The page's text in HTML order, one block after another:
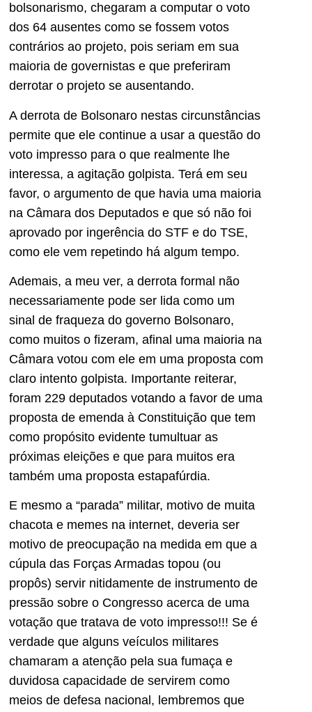
bolsonarismo, chegaram a computar o voto
dos 64 ausentes como se fossem votos
contrários ao projeto, pois seriam em sua
maioria de governistas e que preferiram
derrotar o projeto se ausentando.
A derrota de Bolsonaro nestas circunstâncias
permite que ele continue a usar a questão do
voto impresso para o que realmente lhe
interessa, a agitação golpista. Terá em seu
favor, o argumento de que havia uma maioria
na Câmara dos Deputados e que só não foi
aprovado por ingerência do STF e do TSE,
como ele vem repetindo há algum tempo.
Ademais, a meu ver, a derrota formal não
necessariamente pode ser lida como um
sinal de fraqueza do governo Bolsonaro,
como muitos o fizeram, afinal uma maioria na
Câmara votou com ele em uma proposta com
claro intento golpista. Importante reiterar,
foram 229 deputados votando a favor de uma
proposta de emenda à Constituição que tem
como propósito evidente tumultuar as
próximas eleições e que para muitos era
também uma proposta estapafúrdia.
E mesmo a “parada” militar, motivo de muita
chacota e memes na internet, deveria ser
motivo de preocupação na medida em que a
cúpula das Forças Armadas topou (ou
propôs) servir nitidamente de instrumento de
pressão sobre o Congresso acerca de uma
votação que tratava de voto impresso!!! Se é
verdade que alguns veículos militares
chamaram a atenção pela sua fumaça e
duvidosa capacidade de servirem como
meios de defesa nacional, lembremos que